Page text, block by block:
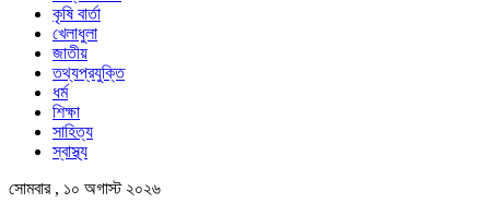
কৃষি বার্তা
খেলাধুলা
জাতীয়
তথ্যপ্রযুক্তি
ধর্ম
শিক্ষা
সাহিত্য
স্বাস্থ্য
সোমবার , ১০ অগাস্ট ২০২৬